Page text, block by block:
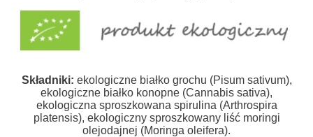
Składniki: ekologiczne białko grochu (Pisum sativum),
ekologiczne białko konopne (Cannabis sativa),
ekologiczna sproszkowana spirulina (Arthrospira
platensis), ekologiczny sproszkowany liść moringi
olejodajnej (Moringa oleifera).